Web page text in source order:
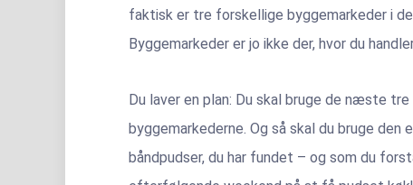
faktisk er tre forskellige byggemarkeder i
Byggemarkeder er jo ikke der, hvor du
Du laver en plan: Du skal bruge de næste
byggemarkederne. Og så skal du bruge
båndpudser, du har fundet – og som du